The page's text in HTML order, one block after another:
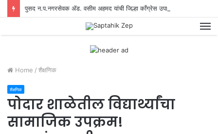
Home / शैक्षणिक
शैक्षणिक
पोदार शाळेतील विद्यार्थ्यांचा
सामाजिक उपक्रम!